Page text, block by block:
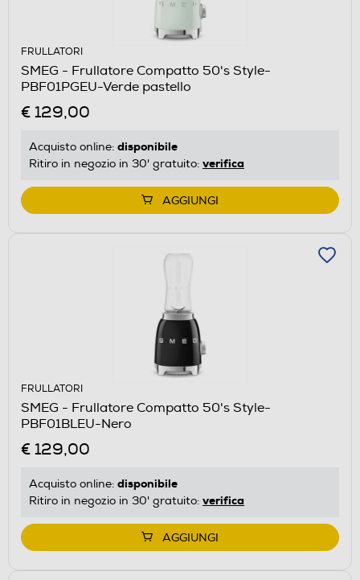
FRULLATORI
SMEG - Frullatore Compatto 50's Style-
PBF01PGEU-Verde pastello
€ 129,00
Acquisto online: disponibile
Ritiro in negozio in 30' gratuito: verifica
AGGIUNGI
FRULLATORI
SMEG - Frullatore Compatto 50's Style-
PBF01BLEU-Nero
€ 129,00
Acquisto online: disponibile
Ritiro in negozio in 30' gratuito: verifica
AGGIUNGI